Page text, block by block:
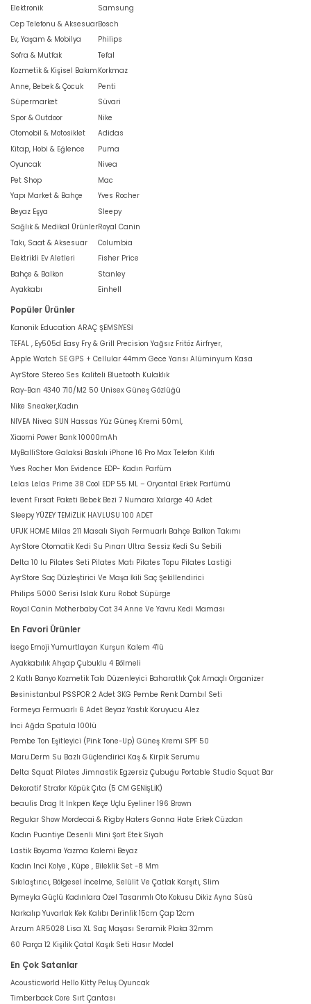
Elektronik
Cep Telefonu & Aksesuar
Ev, Yaşam & Mobilya
Sofra & Mutfak
Kozmetik & Kişisel Bakım
Anne, Bebek & Çocuk
Süpermarket
Spor & Outdoor
Otomobil & Motosiklet
Kitap, Hobi & Eğlence
Oyuncak
Pet Shop
Yapı Market & Bahçe
Beyaz Eşya
Sağlık & Medikal Ürünler
Takı, Saat & Aksesuar
Elektrikli Ev Aletleri
Bahçe & Balkon
Ayakkabı
Samsung
Bosch
Philips
Tefal
Korkmaz
Penti
Süvari
Nike
Adidas
Puma
Nivea
Mac
Yves Rocher
Sleepy
Royal Canin
Columbia
Fisher Price
Stanley
Einhell
Popüler Ürünler
Kanonik Education ARAÇ ŞEMSİYESİ
TEFAL , Ey505d Easy Fry & Grill Precision Yağsız Fritöz Airfryer,
Apple Watch SE GPS + Cellular 44mm Gece Yarısı Alüminyum Kasa
AyrStore Stereo Ses Kaliteli Bluetooth Kulaklık
Ray-Ban 4340 710/M2 50 Unisex Güneş Gözlüğü
Nike Sneaker,Kadın
NIVEA Nivea SUN Hassas Yüz Güneş Kremi 50ml,
Xiaomi Power Bank 10000mAh
MyBalliStore Galaksi Baskılı iPhone 16 Pro Max Telefon Kılıfı
Yves Rocher Mon Evidence EDP- Kadın Parfüm
Lelas Lelas Prime 38 Cool EDP 55 ML – Oryantal Erkek Parfümü
levent Fırsat Paketi Bebek Bezi 7 Numara Xxlarge 40 Adet
Sleepy YÜZEY TEMİZLİK HAVLUSU 100 ADET
UFUK HOME Milas 211 Masalı Siyah Fermuarlı Bahçe Balkon Takımı
AyrStore Otomatik Kedi Su Pınarı Ultra Sessiz Kedi Su Sebili
Delta 10 lu Pilates Seti Pilates Matı Pilates Topu Pilates Lastiği
AyrStore Saç Düzleştirici Ve Maşa İkili Saç Şekillendirici
Philips 5000 Serisi Islak Kuru Robot Süpürge
Royal Canin Motherbaby Cat 34 Anne Ve Yavru Kedi Maması
En Favori Ürünler
İsego Emoji Yumurtlayan Kurşun Kalem 4'lü
Ayakkabılık Ahşap Çubuklu 4 Bölmeli
2 Katlı Banyo Kozmetik Takı Düzenleyici Baharatlık Çok Amaçlı Organizer
Besinistanbul PSSPOR 2 Adet 3KG Pembe Renk Dambıl Seti
Formeya Fermuarlı 6 Adet Beyaz Yastık Koruyucu Alez
İnci Ağda Spatula 100lü
Pembe Ton Eşitleyici (Pink Tone-Up) Güneş Kremi SPF 50
Maru.Derm Su Bazlı Güçlendirici Kaş & Kirpik Serumu
Delta Squat Pilates Jimnastik Egzersiz Çubuğu Portable Studio Squat Bar
Dekoratif Strafor Köpük Çıta (5 CM GENİŞLİK)
beaulis Drag It Inkpen Keçe Uçlu Eyeliner 196 Brown
Regular Show Mordecai & Rigby Haters Gonna Hate Erkek Cüzdan
Kadın Puantiye Desenli Mini Şort Etek Siyah
Lastik Boyama Yazma Kalemi Beyaz
Kadın Inci Kolye , Küpe , Bileklik Set -8 Mm
Sıkılaştırıcı, Bölgesel İncelme, Selülit Ve Çatlak Karşıtı, Slim
Bymeyla Güçlü Kadınlara Özel Tasarımlı Oto Kokusu Dikiz Ayna Süsü
Narkalıp Yuvarlak Kek Kalıbı Derinlik 15cm Çap 12cm
Arzum AR5028 Lisa XL Saç Maşası Seramik Plaka 32mm
60 Parça 12 Kişilik Çatal Kaşık Seti Hasır Model
En Çok Satanlar
Acousticworld Hello Kitty Peluş Oyuncak
Timberback Core Sırt Çantası